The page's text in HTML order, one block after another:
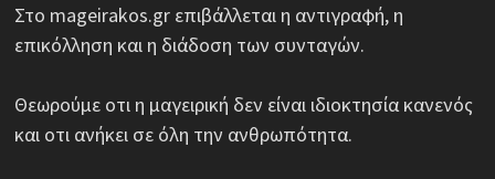
Στο mageirakos.gr επιβάλλεται η αντιγραφή, η
επικόλληση και η διάδοση των συνταγών.
Θεωρούμε οτι η μαγειρική δεν είναι ιδιοκτησία κανενός
και οτι ανήκει σε όλη την ανθρωπότητα.